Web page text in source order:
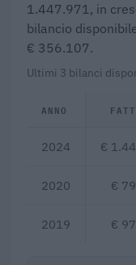
1.447.971, in
bilancio
€ 356.107.
Ultimi 3 bilanci
ANNO
2024 €
2020 €
2019 €